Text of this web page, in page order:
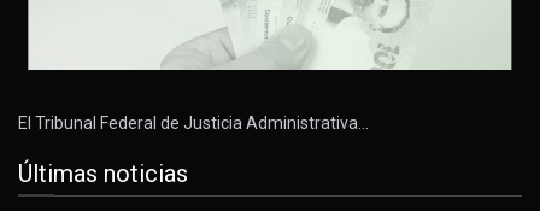
El Tribunal Federal de Justicia Administrativa…
Últimas noticias